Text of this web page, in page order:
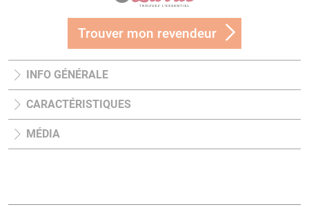
Trouver mon revendeur
INFO GÉNÉRALE
CARACTÉRISTIQUES
MÉDIA